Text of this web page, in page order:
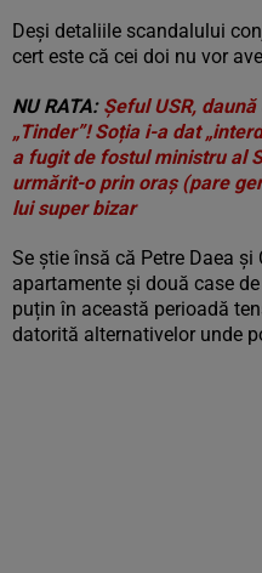
Deși detaliile scandalului
cert este că cei doi nu vor
NU RATA: Șeful USR,
„Tinder”! Soția i-a dat
a fugit de fostul ministru al
urmărit-o prin oraș (pare
lui super bizar
Se știe însă că Petre Daea
apartamente și două case
puțin în această perioadă
datorită alternativelor unde